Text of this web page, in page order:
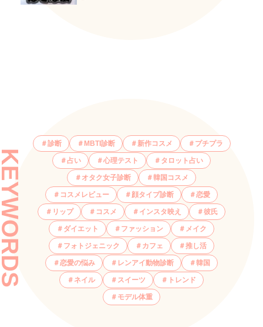
診断 MBTI診断 新作コスメ プチプラ
占い 心理テスト タロット占い
オタク女子診断 韓国コスメ
コスメレビュー 顔タイプ診断 恋愛
リップ コスメ インスタ映え 彼氏
ダイエット ファッション メイク
フォトジェニック カフェ 推し活
恋愛の悩み レンアイ動物診断 韓国
ネイル スイーツ トレンド
モデル体重